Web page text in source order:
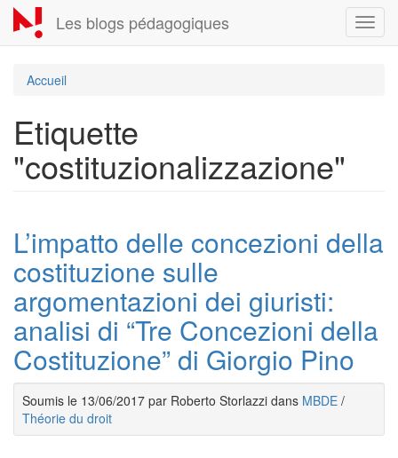
Aller
au
contenu
Les blogs pédagogiques
Accueil
Etiquette
"costituzionalizzazione"
L’impatto delle concezioni della
costituzione sulle
argomentazioni dei giuristi:
analisi di “Tre Concezioni della
Costituzione” di Giorgio Pino
Soumis le 13/06/2017 par Roberto Storlazzi dans MBDE /
Théorie du droit